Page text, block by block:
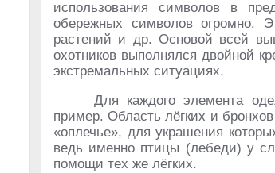
использования символов в
обережных символов огромно.
растений и др. Основой всей
охотников выполнялся двойной
экстремальных ситуациях.
Для каждого элемента
пример. Область лёгких и
«оплечье», для украшения
ведь именно птицы (лебеди) у
помощи тех же лёгких.